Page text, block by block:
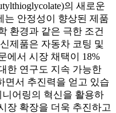
의 새로운
는 안정성이 향상된 제품
환경과 같은 극한 조건
제품은 자동차 코팅 및
에서 시장 채택이 18%
한 연구도 지속 가능한
면서 추진력을 얻고 있습
어링의 혁신을 활용하
장 확장을 더욱 추진하고